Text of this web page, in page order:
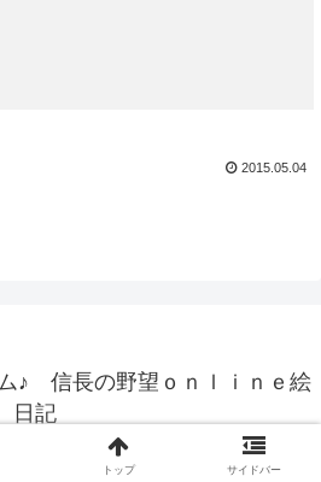
2015.05.04
♪ 信長の野望ｏｎｌｉｎｅ絵
日記
ム♪ 信長の野望ｏｎｌｉｎｅ絵日記.
トップ サイドバー